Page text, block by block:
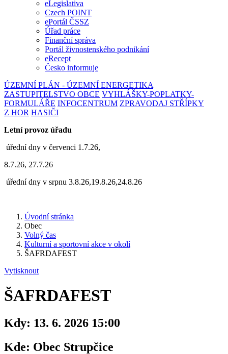
eLegislativa
Czech POINT
ePortál ČSSZ
Úřad práce
Finanční správa
Portál živnostenského podnikání
eRecept
Česko informuje
ÚZEMNÍ PLÁN - ÚZEMNÍ ENERGETIKA
ZASTUPITELSTVO OBCE VYHLÁŠKY-POPLATKY-
FORMULÁŘE INFOCENTRUM ZPRAVODAJ STŘÍPKY
Z HOR HASIČI
Letní provoz úřadu
úřední dny v červenci 1.7.26,
8.7.26, 27.7.26
úřední dny v srpnu 3.8.26,19.8.26,24.8.26
Úvodní stránka
Obec
Volný čas
Kulturní a sportovní akce v okolí
ŠAFRDAFEST
Vytisknout
ŠAFRDAFEST
Kdy: 13. 6. 2026 15:00
Kde: Obec Strupčice